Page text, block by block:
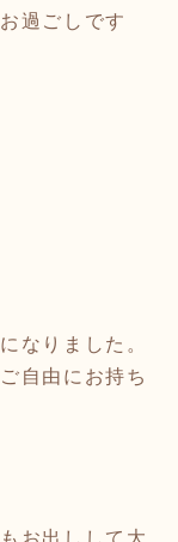
過ごしです
なりました。
自由にお持ち
お出しして大